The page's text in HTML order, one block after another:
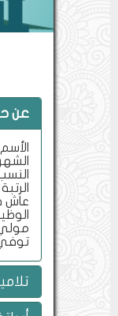
عن
الأسم
عاش